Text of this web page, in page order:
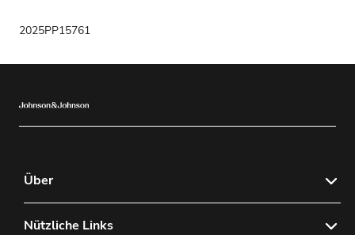
2025PP15761
Über
Bestellportal
Nützliche Links